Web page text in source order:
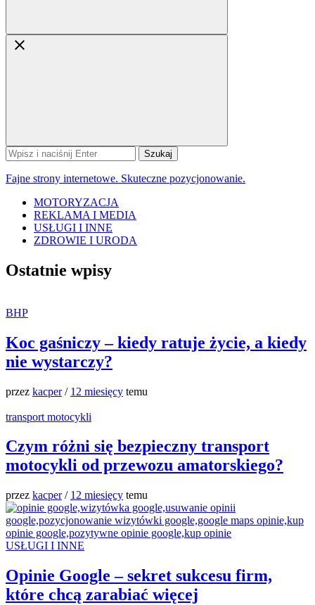
Szukaj:
Fajne strony internetowe. Skuteczne pozycjonowanie.
MOTORYZACJA
REKLAMA I MEDIA
USŁUGI I INNE
ZDROWIE I URODA
Ostatnie wpisy
BHP
Koc gaśniczy – kiedy ratuje życie, a kiedy
nie wystarczy?
przez kacper/ 12 miesięcy temu
transport motocykli
Czym różni się bezpieczny transport
motocykli od przewozu amatorskiego?
przez kacper/ 12 miesięcy temu
USŁUGI I INNE
Opinie Google – sekret sukcesu firm,
które chcą zarabiać więcej